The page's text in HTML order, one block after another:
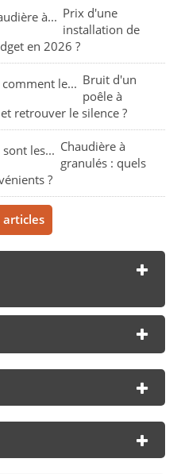
Prix d'une
installation de
en 2026 ?
Bruit d'un
poêle à
retrouver le silence ?
Chaudière à
granulés : quels
?
articles